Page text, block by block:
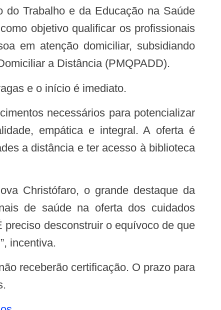
objetivo qualificar os profissionais
em atenção domiciliar, subsidiando
a Distância (PMQPADD).
e o início é imediato.
empática e integral. A oferta é
a distância e ter acesso à biblioteca
de saúde na oferta dos cuidados
preciso desconstruir o equívoco de que
incentiva.